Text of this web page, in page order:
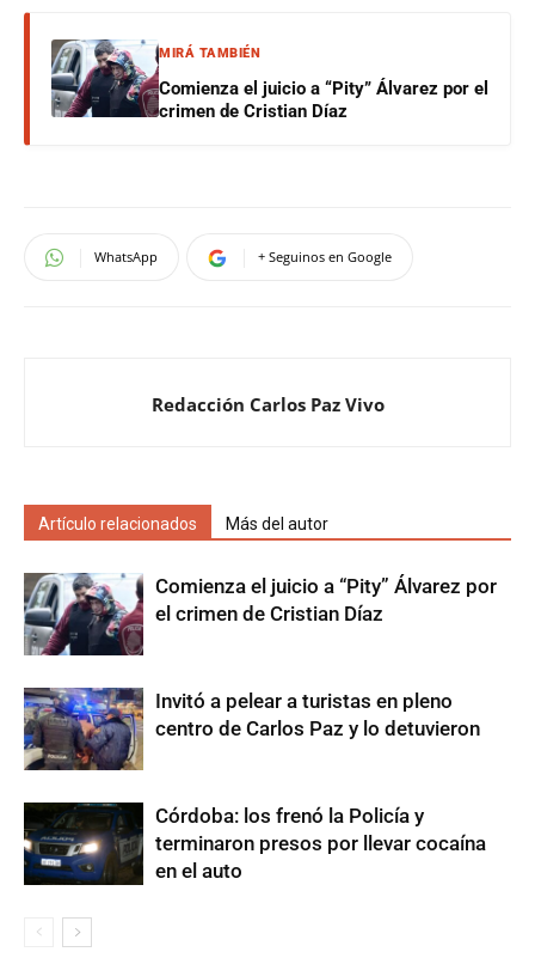
MIRÁ TAMBIÉN
Comienza el juicio a “Pity” Álvarez por el
crimen de Cristian Díaz
WhatsApp + Seguinos en Google
Redacción Carlos Paz Vivo
Artículo relacionados Más del autor
Comienza el juicio a “Pity” Álvarez por
el crimen de Cristian Díaz
Invitó a pelear a turistas en pleno
centro de Carlos Paz y lo detuvieron
Córdoba: los frenó la Policía y
terminaron presos por llevar cocaína
en el auto